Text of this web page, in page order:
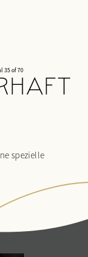
35 of 70
spezielle